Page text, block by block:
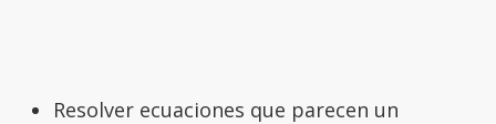
Resolver ecuaciones que parecen un